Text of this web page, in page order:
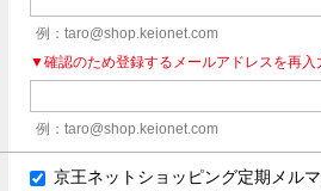
例：taro@shop.keionet.com
▼確認のため登録するメールアドレスを再入
例：taro@shop.keionet.com
京王ネットショッピング定期メル